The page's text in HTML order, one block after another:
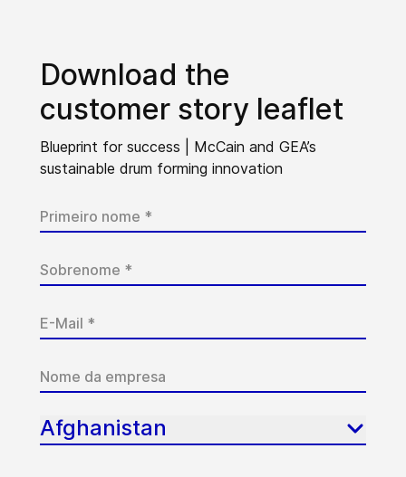
Download the
customer story leaflet
Blueprint for success | McCain and GEA’s
sustainable drum forming innovation
Afghanistan